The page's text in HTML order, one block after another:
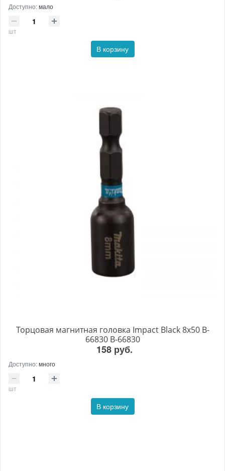
Доступно:мало
шт
В корзину
Торцовая магнитная головка Impact Black 8х50 B-
66830 B-66830
158 руб.
Доступно:много
шт
В корзину